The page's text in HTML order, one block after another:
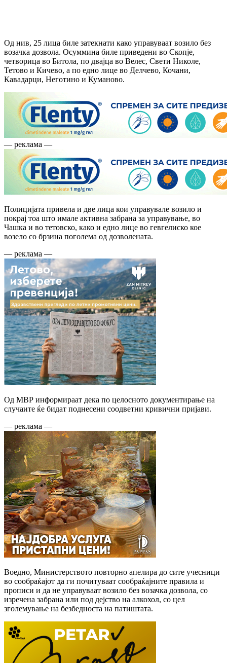
Од нив, 25 лица биле затекнати како управуваат возило без
возачка дозвола. Осуммина биле приведени во Скопје,
четворица во Битола, по двајца во Велес, Свети Николе,
Тетово и Кичево, а по едно лице во Делчево, Кочани,
Кавадарци, Неготино и Куманово.
— реклама —
Полицијата привела и две лица кои управувале возило и
покрај тоа што имале активна забрана за управување, во
Чашка и во тетовско, како и едно лице во гевгелиско кое
возело со брзина поголема од дозволената.
— реклама —
Од МВР информираат дека по целосното документирање на
случаите ќе бидат поднесени соодветни кривични пријави.
— реклама —
Воедно, Министерството повторно апелира до сите учесници
во сообраќајот да ги почитуваат сообраќајните правила и
прописи и да не управуваат возило без возачка дозвола, со
изречена забрана или под дејство на алкохол, со цел
зголемување на безбедноста на патиштата.